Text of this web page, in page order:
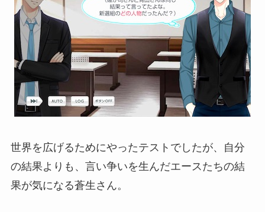
世界を広げるためにやったテストでしたが、自分
の結果よりも、言い争いを生んだエースたちの結
果が気になる蒼生さん。